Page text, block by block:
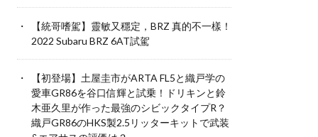
【統哥嗜駕】靈敏又穩定，BRZ 真的不一樣！
2022 Subaru BRZ 6AT試駕
【初登場】土屋圭市がARTA FL5と織戸学の
愛車GR86を谷口信輝と試乗！ドリキンと鈴
木亜久里が作った最強のシビックタイプR？
織戸GR86のHKS製2.5リッターキットで武装